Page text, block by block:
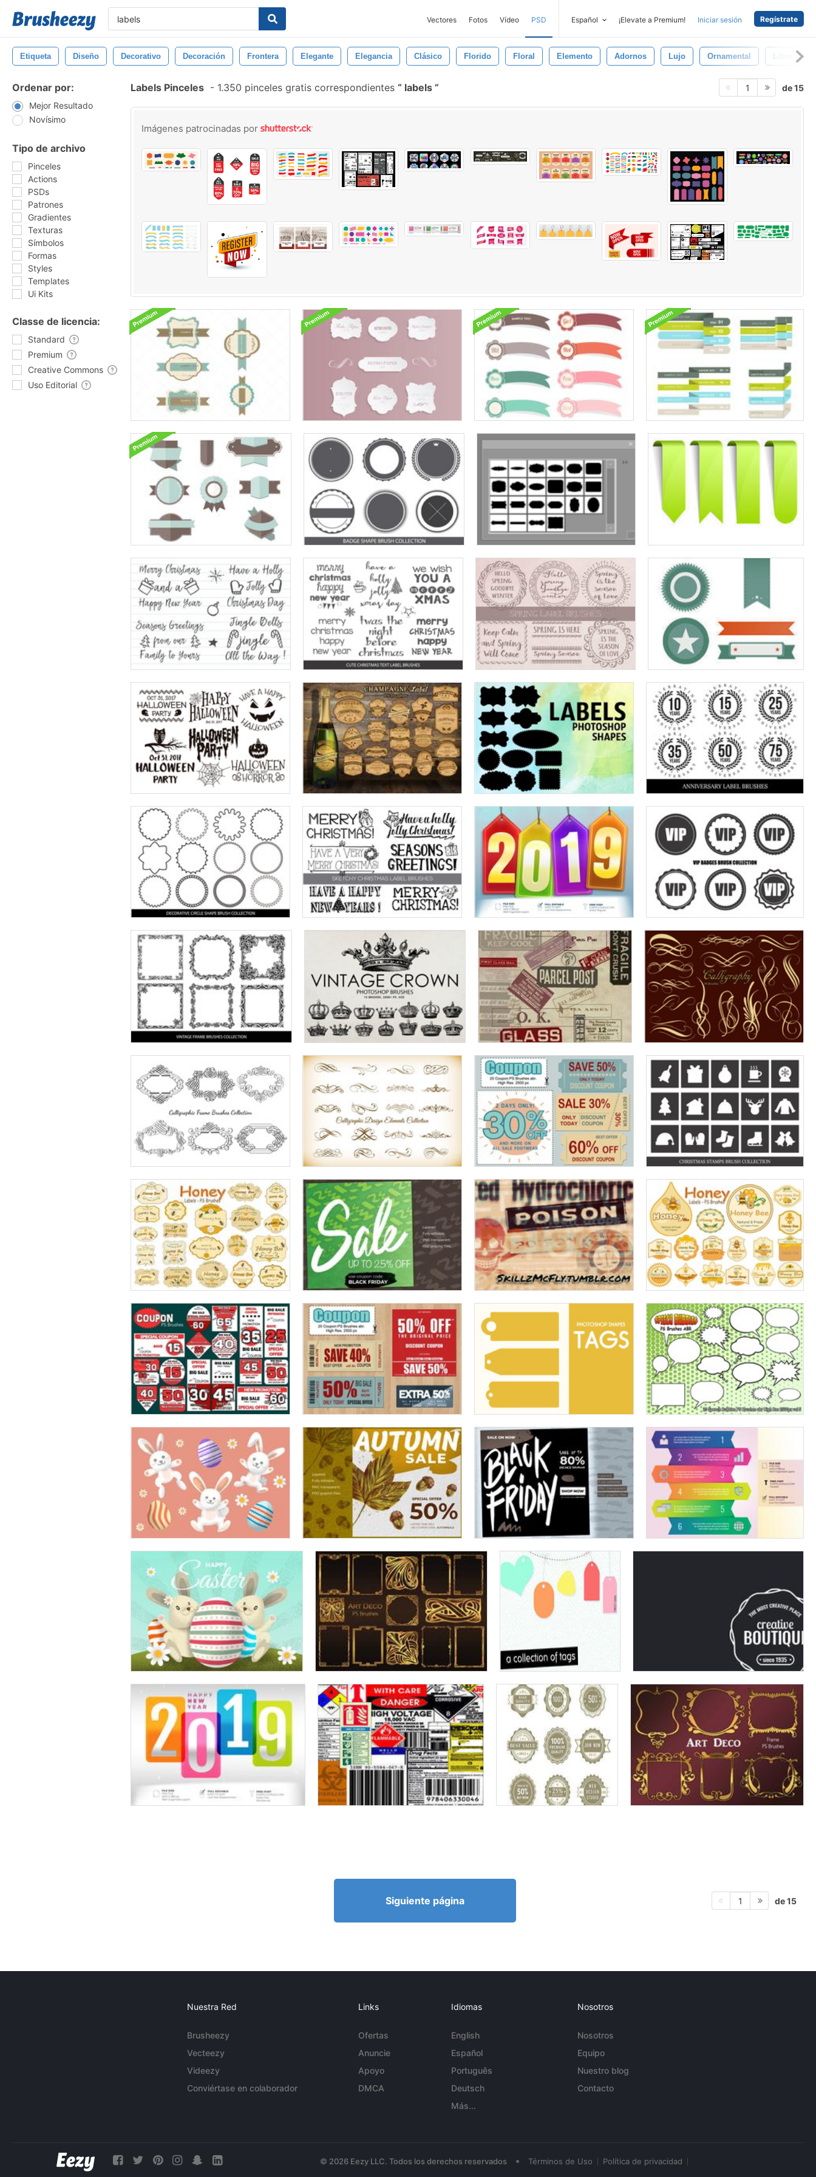
Vectores Fotos Vídeo PSD Español ¡Elevate a Premium! Iniciar sesión Regístrate
Etiqueta Diseño Decorativo Decoración Frontera Elegante Elegancia Clásico Florido Floral Elemento Adornos Lujo Ornamental Libro
Ordenar por:
Mejor Resultado
Novísimo
Tipo de archivo
Pinceles
Actions
PSDs
Patrones
Gradientes
Texturas
Símbolos
Formas
Styles
Templates
Ui Kits
Classe de licencia:
Standard
Premium
Creative Commons
Uso Editorial
Labels Pinceles - 1.350 pinceles gratis correspondientes labels 1 de 15
Imágenes patrocinadas por
Siguiente página 1 de 15
Nuestra Red
Brusheezy
Vecteezy
Videezy
Conviértase en colaborador
Links
Ofertas
Anuncie
Apoyo
DMCA
Idiomas
English
Español
Português
Deutsch
Más...
Nosotros
Nosotros
Equipo
Nuestro blog
Contacto
© 2026 Eezy LLC. Todos los derechos reservados • Términos de Uso Política de privacidad